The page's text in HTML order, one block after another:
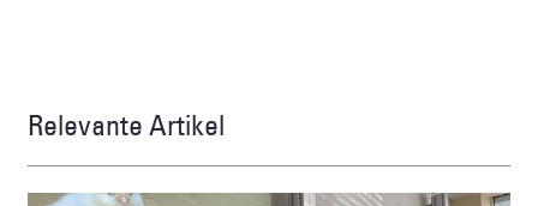
Relevante Artikel